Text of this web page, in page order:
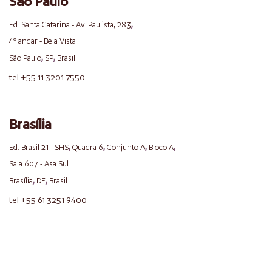
Ed. Santa Catarina - Av. Paulista, 283,
4º andar - Bela Vista
São Paulo, SP, Brasil
tel +55 11 3201 7550
Brasília
Ed. Brasil 21 - SHS, Quadra 6, Conjunto A, Bloco A,
Sala 607 - Asa Sul
Brasília, DF, Brasil
tel +55 61 3251 9400